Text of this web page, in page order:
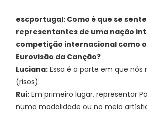
escportugal: Como é que se
representantes de uma nação
competição internacional como
Eurovisão da Canção?
Luciana: Essa é a parte em que nós
(risos).
Rui: Em primeiro lugar, representar
numa modalidade ou no meio